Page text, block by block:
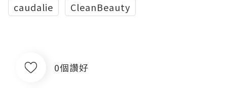
caudalie
CleanBeauty
0個讚好